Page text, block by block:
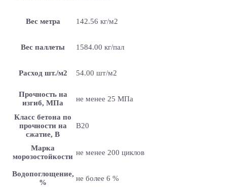
Вес метра 142.56 кг/м2
Вес паллеты 1584.00 кг/пал
Расход шт./м2 54.00 шт/м2
Прочность на
изгиб, МПа
не менее 25 МПа
Класс бетона по
прочности на
сжатие, В
B20
Марка
морозостойкости не менее 200 циклов
Водопоглощение,
%
не более 6 %